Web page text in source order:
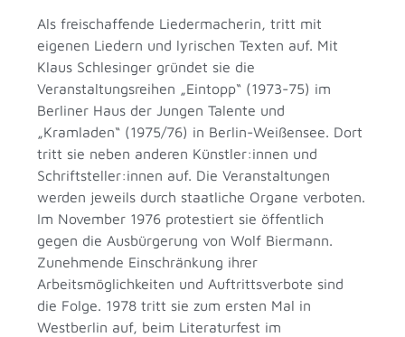
Als freischaffende Liedermacherin, tritt mit
eigenen Liedern und lyrischen Texten auf. Mit
Klaus Schlesinger gründet sie die
Veranstaltungsreihen „Eintopp“ (1973-75) im
Berliner Haus der Jungen Talente und
„Kramladen“ (1975/76) in Berlin-Weißensee. Dort
tritt sie neben anderen Künstler:innen und
Schriftsteller:innen auf. Die Veranstaltungen
werden jeweils durch staatliche Organe verboten.
Im November 1976 protestiert sie öffentlich
gegen die Ausbürgerung von Wolf Biermann.
Zunehmende Einschränkung ihrer
Arbeitsmöglichkeiten und Auftrittsverbote sind
die Folge. 1978 tritt sie zum ersten Mal in
Westberlin auf, beim Literaturfest im